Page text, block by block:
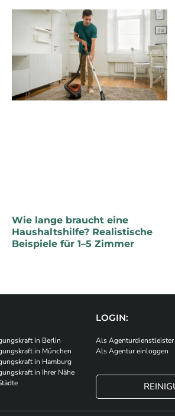
Wie lange braucht eine
Haushaltshilfe? Realistische
Beispiele für 1–5 Zimmer
in Berlin
in München
in Hamburg
in Ihrer Nähe
LOGIN:
Als
Als Agentur einloggen